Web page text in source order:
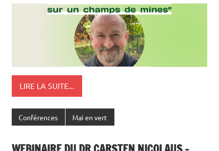
LIRE LA SUITE...
Conférences Mai en vert